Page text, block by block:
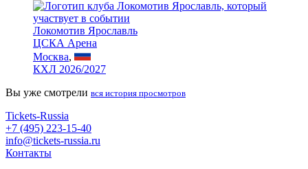
Локомотив Ярославль
ЦСКА Арена
Москва,
КХЛ 2026/2027
Вы уже смотрели вся история просмотров
Tickets-Russia
+7 (495) 223-15-40
info@tickets-russia.ru
Контакты